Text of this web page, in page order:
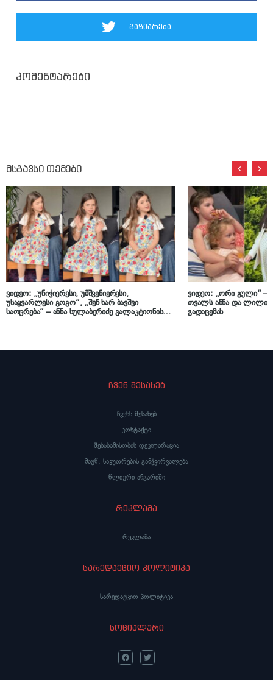
გაზიარება
კომენტარები
მსგავსი თემები
ვიდეო: „უნიჭიერესი, უმშვენიერესი,
უსაყვარლესი გოგო“, „შენ ხარ ბავშვი
საოცრება“ – ანნა სულაბერიძე გალაკტიონის
ვიდეო: „ორი გული“ –
თვალს ანნა და ლილი
გადაცემას
ჩვენ შესახებ
ჩვენს შესახებ
კონტაქტი
შესაბამისობის დეკლარაცია
მაუწ. საკუთრების გამჭვირვალება
წლიური ანგარიში
რეკლამა
რეკლამა
სარედაქციო პოლიტიკა
სარედაქციო პოლიტიკა
სოციალური